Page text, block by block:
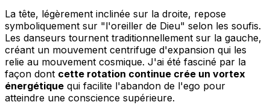
La tête, légèrement inclinée sur la droite, repose
symboliquement sur "l'oreiller de Dieu" selon les soufis.
Les danseurs tournent traditionnellement sur la gauche,
créant un mouvement centrifuge d'expansion qui les
relie au mouvement cosmique. J'ai été fasciné par la
façon dont cette rotation continue crée un vortex
énergétique qui facilite l'abandon de l'ego pour
atteindre une conscience supérieure.